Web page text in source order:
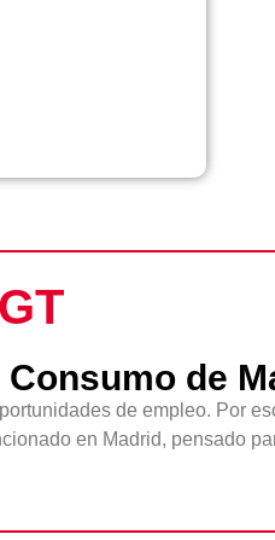
de
de empleo. Por
en Madrid, pensado